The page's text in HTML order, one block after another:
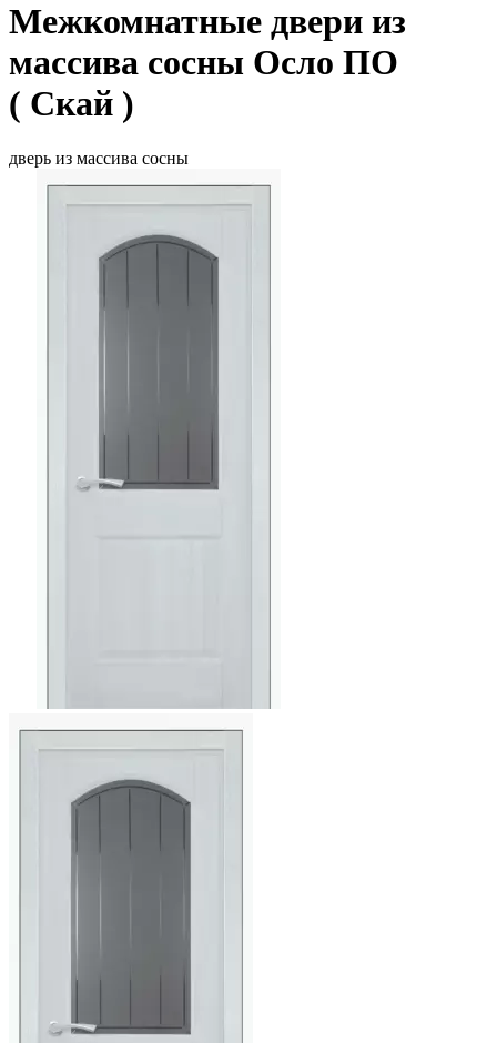
Межкомнатные двери из
массива сосны Осло ПО
( Скай )
дверь из массива сосны